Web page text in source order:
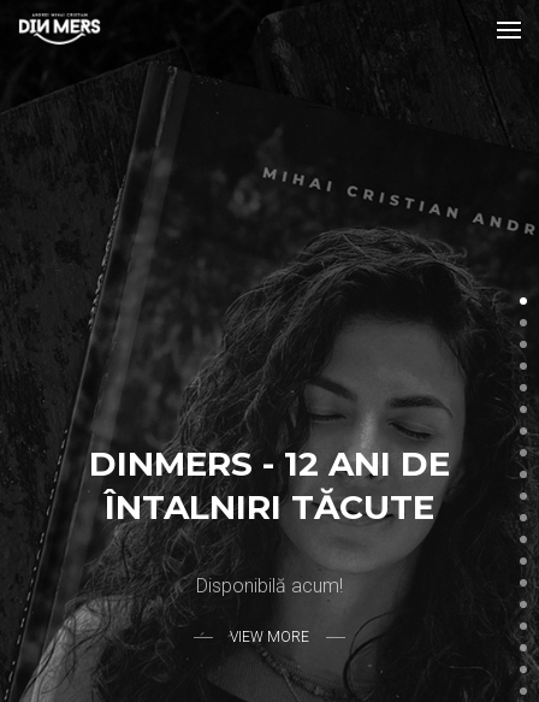
DINMERS - 12 ANI DE
ÎNTALNIRI TĂCUTE
Disponibilă acum!
VIEW MORE